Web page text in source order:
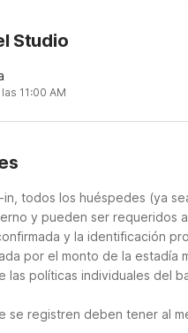
Studio
11:00 AM
in, todos los huéspedes (ya
y pueden ser requeridos
y la identificación
por el monto de la estadía
las políticas individuales del
se registren deben tener al